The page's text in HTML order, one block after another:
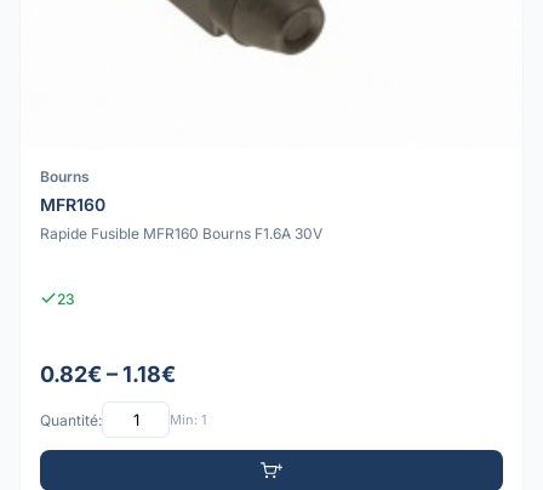
Bourns
MFR160
Rapide Fusible MFR160 Bourns F1.6A 30V
23
0.82€ – 1.18€
Quantité: Min: 1